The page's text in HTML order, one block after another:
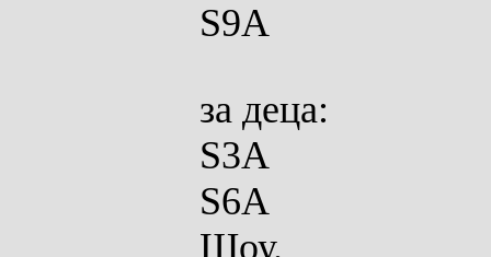
S9A
за деца:
S3A
S6A
Шоу.